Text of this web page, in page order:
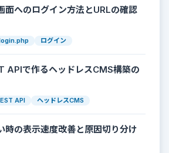
へのログイン方法とURLの確認
ログイン
APIで作るヘッドレスCMS構築の
API ヘッドレスCMS
の表示速度改善と原因切り分け